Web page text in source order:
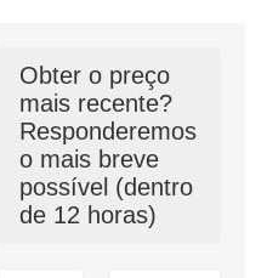
Obter o preço
mais recente?
Responderemos
o mais breve
possível (dentro
de 12 horas)